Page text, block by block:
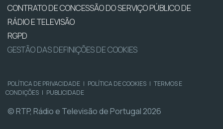
CONTRATO DE CONCESSÃO DO SERVIÇO PÚBLICO DE
RÁDIO E TELEVISÃO
RGPD
GESTÃO DAS DEFINIÇÕES DE COOKIES
POLÍTICA DE PRIVACIDADE | POLÍTICA DE COOKIES | TERMOS E
CONDIÇÕES | PUBLICIDADE
© RTP, Rádio e Televisão de Portugal 2026